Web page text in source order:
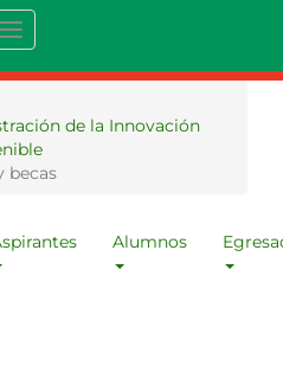
Toggle
navigation
de la Innovación
becas
Alumnos